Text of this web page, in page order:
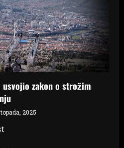
zakon o strožim
2025